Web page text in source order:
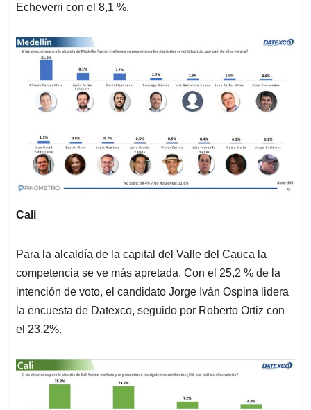
Echeverri con el 8,1 %.
Cali
Para la alcaldía de la capital del Valle del Cauca la
competencia se ve más apretada. Con el 25,2 % de la
intención de voto, el candidato Jorge Iván Ospina lidera
la encuesta de Datexco, seguido por Roberto Ortiz con
el 23,2%.